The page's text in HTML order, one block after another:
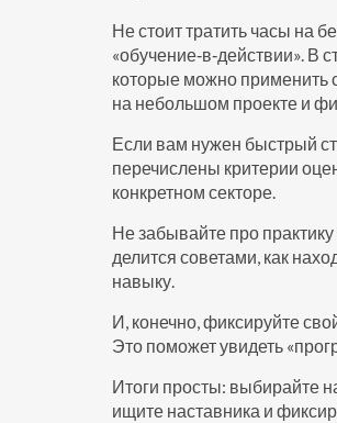
Не стоит тратить часы на
«обучение‑в‑действии». В
которые можно применить
на небольшом проекте и
Если вам нужен быстрый
перечислены критерии
конкретном секторе.
Не забывайте про
делится советами, как
навыку.
И, конечно, фиксируйте
Это поможет увидеть
Итоги просты: выбирайте
ищите наставника и